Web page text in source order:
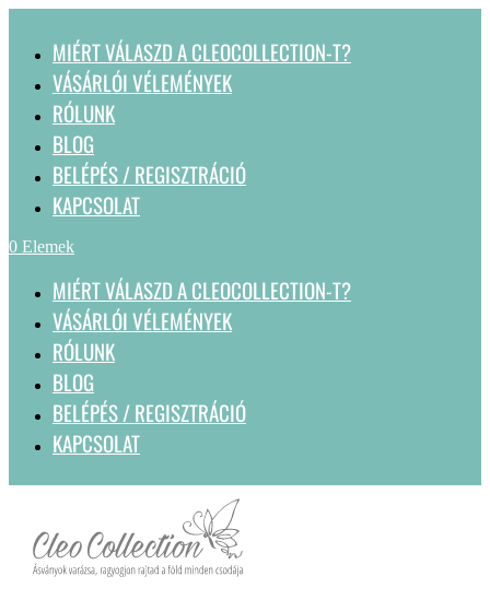
MIÉRT VÁLASZD A CLEOCOLLECTION-T?
VÁSÁRLÓI VÉLEMÉNYEK
RÓLUNK
BLOG
BELÉPÉS / REGISZTRÁCIÓ
KAPCSOLAT
0 Elemek
MIÉRT VÁLASZD A CLEOCOLLECTION-T?
VÁSÁRLÓI VÉLEMÉNYEK
RÓLUNK
BLOG
BELÉPÉS / REGISZTRÁCIÓ
KAPCSOLAT